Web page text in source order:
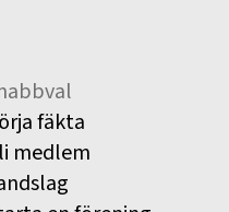
fäkta
medlem